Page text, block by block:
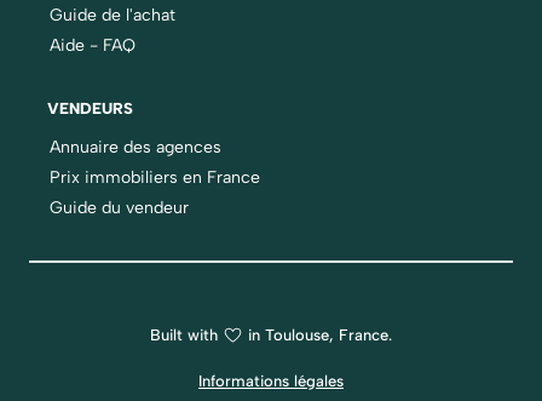
Guide de l'achat
Aide - FAQ
VENDEURS
Annuaire des agences
Prix immobiliers en France
Guide du vendeur
Built with in Toulouse, France.
Informations légales